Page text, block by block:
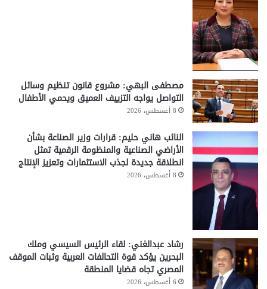
مصطفى البهي: مشروع قانون تنظيم وسائل
التواصل يواجه التزييف العميق ويحمي الأطفال
8 أغسطس، 2026
النائب هاني حليم: قرارات وزير الصناعة بشأن
الأراضي الصناعية والمنظومة الرقمية تمثل
انطلاقة جديدة لجذب الاستثمارات وتعزيز الإنتاج
8 أغسطس، 2026
رشاد عبدالغني: لقاء الرئيس السيسي وملك
البحرين يؤكد قوة التحالفات العربية وثبات الموقف
المصري تجاه قضايا المنطقة
6 أغسطس، 2026